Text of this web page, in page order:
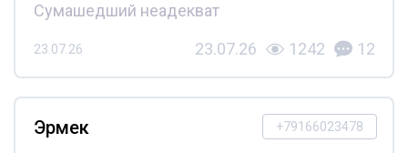
Сумашедший неадекват
23.07.26 23.07.26 1242 12
+79166023478
Эрмек